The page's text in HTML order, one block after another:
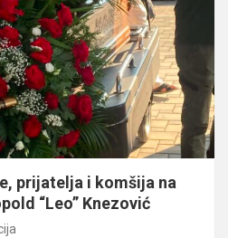
prijatelja i komšija na
“Leo” Knezović